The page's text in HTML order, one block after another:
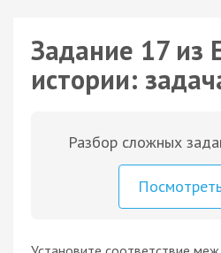
Задание 17 из
истории:
Разбор сложных